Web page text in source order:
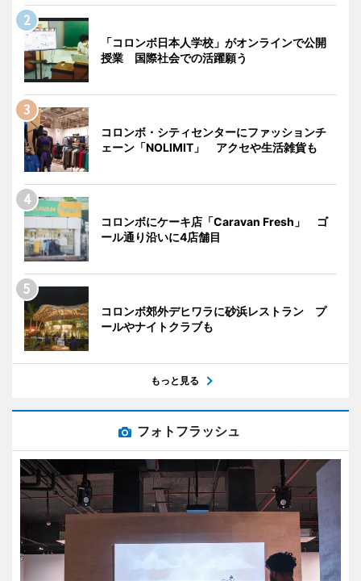
「コロンボ日本人学校」がオンラインで公開
授業 国際社会での活躍願う
コロンボ・シティセンターにファッションチ
ェーン「NOLIMIT」 アクセや生活雑貨も
コロンボにケーキ店「Caravan Fresh」 ゴ
ール通り沿いに4店舗目
コロンボ郊外デヒワラに砂浜レストラン プ
ールやナイトクラブも
もっと見る
フォトフラッシュ